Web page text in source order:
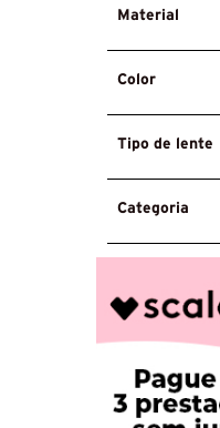
Material
Color
Tipo de lente
Categoria